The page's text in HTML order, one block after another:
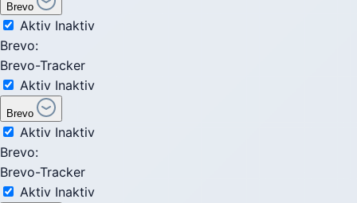
Brevo
Aktiv Inaktiv
Brevo:
Brevo-Tracker
Aktiv Inaktiv
Brevo
Aktiv Inaktiv
Brevo:
Brevo-Tracker
Aktiv Inaktiv